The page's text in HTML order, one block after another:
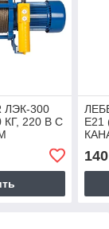
ЛЭК-300
КГ, 220 В С
E21